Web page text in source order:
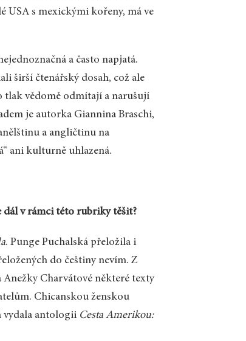
USA s mexickými kořeny, má ve
a často napjatá.
širší čtenářský dosah, což ale
tlak vědomě odmítají a narušují
je autorka Giannina Braschi,
a angličtinu na
ani kulturně uhlazená.
dál v rámci této rubriky těšit?
. Punge Puchalská přeložila i
do češtiny nevím. Z
Charvátové některé texty
Chicanskou ženskou
vydala antologii Cesta Amerikou: